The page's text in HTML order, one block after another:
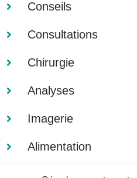
Conseils
Consultations
Chirurgie
Analyses
Imagerie
Alimentation